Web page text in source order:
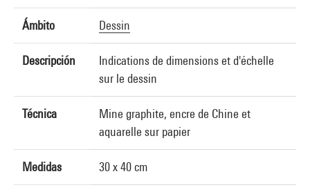
Ámbito Dessin
Descripción
Indications de dimensions et d'échelle
sur le dessin
Técnica
Mine graphite, encre de Chine et
aquarelle sur papier
Medidas 30 x 40 cm